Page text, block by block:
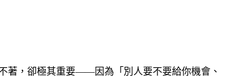
著，卻極其重要——因為「別人要不要給你機會、